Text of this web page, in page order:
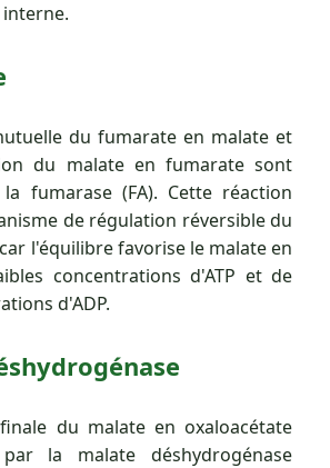
du fumarate en malate et
du malate en fumarate sont
fumarase (FA). Cette réaction
de régulation réversible du
l'équilibre favorise le malate en
concentrations d'ATP et de
d'ADP.
du malate en oxaloacétate
la malate déshydrogénase